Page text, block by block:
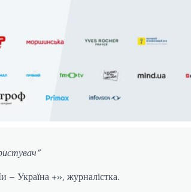
Україна +», журналістка.